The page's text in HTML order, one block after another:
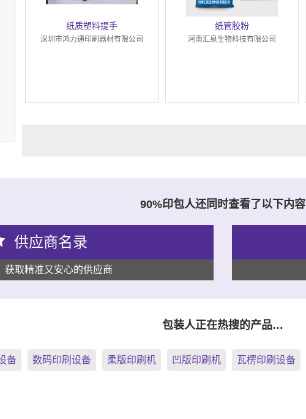
纸质塑料提手
深圳市鸿力通印刷器材有限公司
纸管胶粉
河南汇泉生物科技有限公司
90%印包人还同时查看了以下内容
供应商名录
获取精准又安心的供应商
包装人正在热搜的产品…
备 数码印刷设备 柔版印刷机 凹版印刷机 瓦楞印刷设备